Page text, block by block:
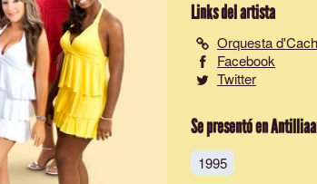
Links del artista
Orquesta
Facebook
Twitter
Se presentó en
1995